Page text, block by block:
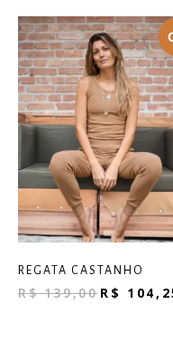
REGATA CASTANHO
R$139,00R$